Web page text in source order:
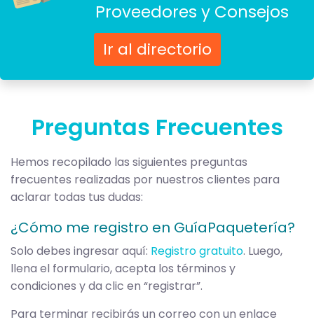
Proveedores y Consejos
Ir al directorio
Preguntas Frecuentes
Hemos recopilado las siguientes preguntas
frecuentes realizadas por nuestros clientes para
aclarar todas tus dudas:
¿Cómo me registro en GuíaPaquetería?
Solo debes ingresar aquí: Registro gratuito. Luego,
llena el formulario, acepta los términos y
condiciones y da clic en “registrar”.
Para terminar recibirás un correo con un enlace